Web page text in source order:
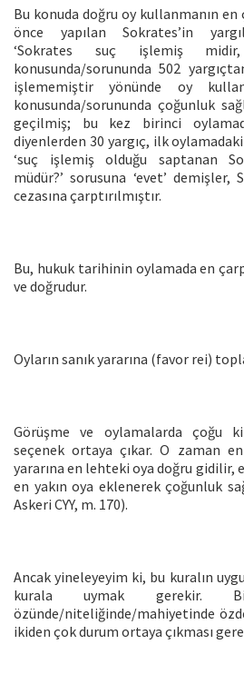
Bu konuda doğru oy kullanmanın en
önce yapılan Sokrates’in
‘Sokrates suç işlemiş
konusunda/sorununda 502
işlememiştir yönünde oy
konusunda/sorununda çoğunluk
geçilmiş; bu kez birinci
diyenlerden 30 yargıç, ilk
‘suç işlemiş olduğu saptanan
müdür?’ sorusuna ‘evet’
cezasına çarptırılmıştır.
Bu, hukuk tarihinin oylamada en
ve doğrudur.
Oyların sanık yararına (favor rei)
Görüşme ve oylamalarda çoğu
seçenek ortaya çıkar. O zaman
yararına en lehteki oya doğru gidilir,
en yakın oya eklenerek çoğunluk
Askeri CYY, m. 170).
Ancak yineleyeyim ki, bu kuralın
kurala uymak gerekir.
özünde/niteliğinde/mahiyetinde
ikiden çok durum ortaya çıkması